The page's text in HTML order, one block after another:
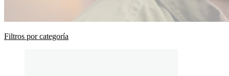
Filtros por categoría